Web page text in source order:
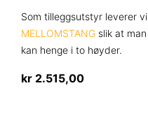
Som tilleggsutstyr leverer vi
MELLOMSTANG slik at man
kan henge i to høyder.
kr 2.515,00